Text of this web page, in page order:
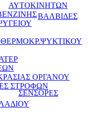
ΑΥΤΟΚΙΝΗΤΩΝ
ΘΕΡΜΟΚΡ.ΨΥΚΤΙΚΟΥ
ΟΡΓΑΝΟΥ
ΣΤΡΟΦΩΝ
ΒΑΛΒΙΔΕΣ
ΣΕΝΣΟΡΕΣ